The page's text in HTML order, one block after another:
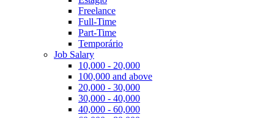
Freelance
Full-Time
Part-Time
Temporário
Job Salary
10,000 - 20,000
100,000 and above
20,000 - 30,000
30,000 - 40,000
40,000 - 60,000